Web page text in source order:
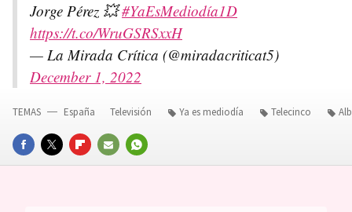
Jorge Pérez 💥#YaEsMediodía1D
https://t.co/WruGSRSxxH
— La Mirada Crítica (@miradacriticat5)
December 1, 2022
FACEBOOKTWITTERFLIPBOARD
E-
WHATSAPP
TEMAS España Televisión Ya es mediodía Telecinco